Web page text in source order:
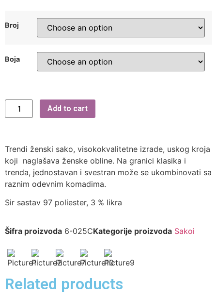
Broj
Boja
Add to cart
Trendi ženski sako, visokokvalitetne izrade, uskog kroja
koji naglašava ženske obline. Na granici klasika i
trenda, jednostavan i svestran može se ukombinovati sa
raznim odevnim komadima.
Sir sastav 97 poliester, 3 % likra
Šifra proizvoda 6-025CKategorije proizvoda Sakoi
Related products